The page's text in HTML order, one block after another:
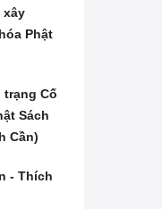
xây
Phật
Cố
Sách
Cần)
- Thích